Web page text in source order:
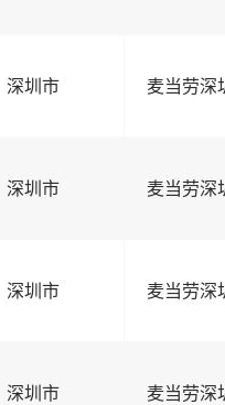
深圳市 麦当劳深
深圳市 麦当劳深
深圳市 麦当劳深
深圳市 麦当劳深